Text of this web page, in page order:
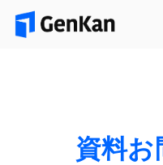
資料お